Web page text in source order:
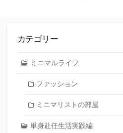
ビカテゴリー
ミニマルライフ
ファッション
ミニマリストの部屋
単身赴任生活実践編